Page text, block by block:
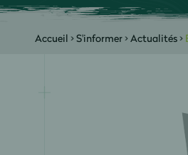
Accueil >S'informer>Actualités>